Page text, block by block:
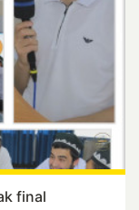
final